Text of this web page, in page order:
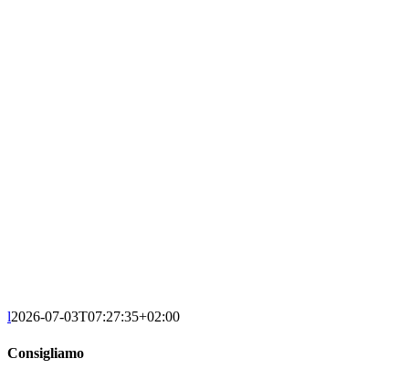
l2026-07-03T07:27:35+02:00
Consigliamo